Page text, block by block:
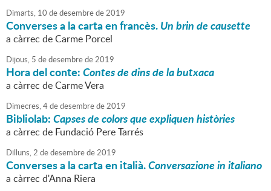
Dimarts, 10 dedesembrede2019
Converses a la carta en francès.Un brin de causette
a càrrec de Carme Porcel
Dijous, 5 dedesembrede2019
Hora del conte:Contes de dins de la butxaca
a càrrec de Carme Vera
Dimecres,4dedesembrede2019
Bibliolab:Capses de colors que expliquen històries
a càrrec de Fundació Pere Tarrés
Dilluns,2 dedesembrede2019
Converses a la carta en italià.Conversazione in italiano
a càrrec d'Anna Riera